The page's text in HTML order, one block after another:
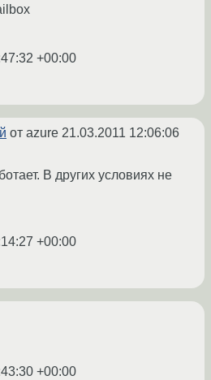
+00:00
от azure 21.03.2011 12:06:06
В других условиях не
+00:00
+00:00